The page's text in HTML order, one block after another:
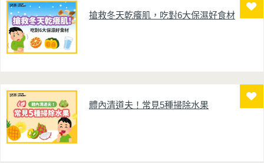
搶救冬天乾癢肌，吃對6大保濕好食材
體內清道夫！常見5種掃除水果